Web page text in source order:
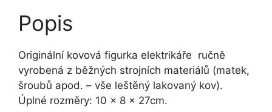
Popis
Originální kovová figurka elektrikáře ručně
vyrobená z běžných strojních materiálů (matek,
šroubů apod. – vše leštěný lakovaný kov).
Úplné rozměry: 10 x 8 x 27cm.